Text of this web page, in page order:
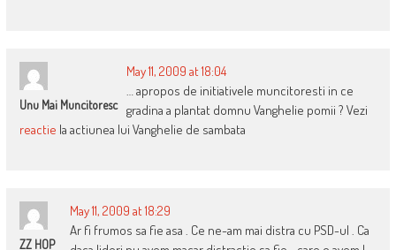
Unu Mai Muncitoresc
May 11, 2009 at 18:04
… apropos de initiativele muncitoresti in ce
gradina a plantat domnu Vanghelie pomii ? Vezi
reactie la actiunea lui Vanghelie de sambata
ZZ HOP
May 11, 2009 at 18:29
Ar fi frumos sa fie asa . Ce ne-am mai distra cu PSD-ul . Ca